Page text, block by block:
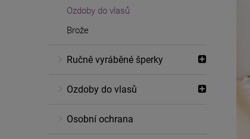
Ozdoby do vlasů
Brože
Ručně vyráběné šperky
Ozdoby do vlasů
Osobní ochrana